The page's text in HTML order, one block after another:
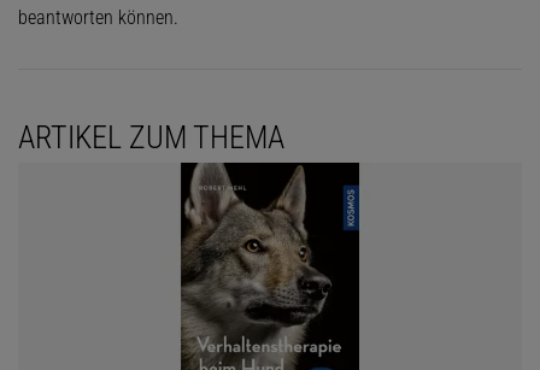
beantworten können.
ARTIKEL ZUM THEMA